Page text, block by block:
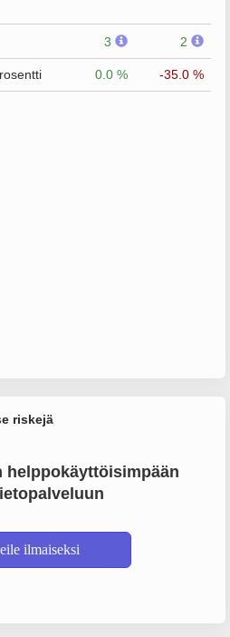
3 2
0.0 %
-35.0 %
riskejä
helppokäyttöisimpään
ilmaiseksi